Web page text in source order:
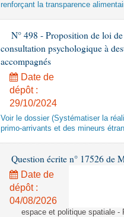
renforçant la transparence
N° 498 - Proposition de loi
consultation psychologique à
accompagnés
Date de
dépôt :
29/10/2024
Voir le dossier (Systématiser la
primo-arrivants et des mineurs
Question écrite n° 17526 de
Date de
dépôt :
04/08/2026
espace et politique spatiale -